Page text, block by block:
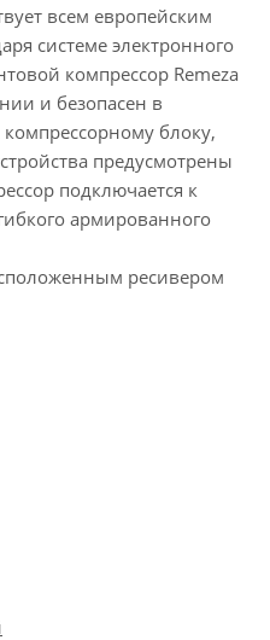
всем европейским
системе электронного
компрессор Remeza
и безопасен в
компрессорному блоку,
предусмотрены
подключается к
армированного
ресивером